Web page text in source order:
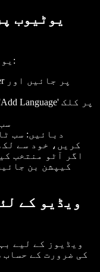
یوٹیوب
یوٹیوب پر کیپشن لگانا بہت آسان ہے:
کریں، خود سے
اگر آٹو منتخب
کیپشن بن
ویڈیو کے
ویڈیوز کے لیے
کی ضرورت کے